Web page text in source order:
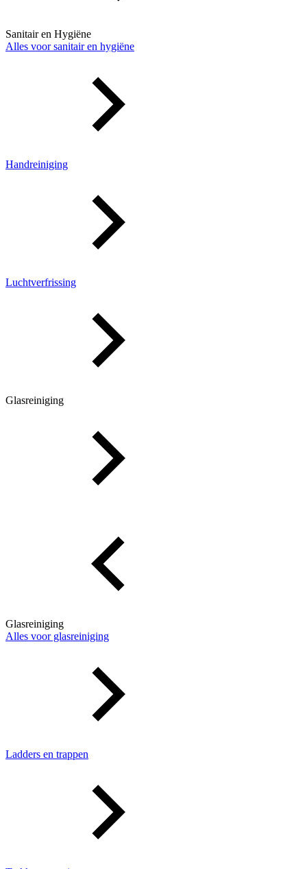
Sanitair en Hygiëne
Alles voor sanitair en hygiëne
Handreiniging
Luchtverfrissing
Glasreiniging
Glasreiniging
Alles voor glasreiniging
Ladders en trappen